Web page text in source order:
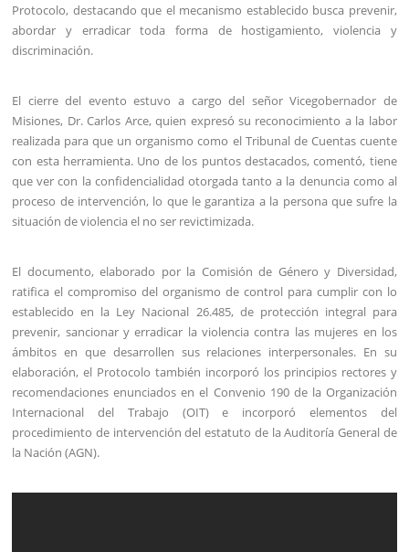
Protocolo, destacando que el mecanismo establecido busca prevenir,
abordar y erradicar toda forma de hostigamiento, violencia y
discriminación.
El cierre del evento estuvo a cargo del señor Vicegobernador de
Misiones, Dr. Carlos Arce, quien expresó su reconocimiento a la labor
realizada para que un organismo como el Tribunal de Cuentas cuente
con esta herramienta. Uno de los puntos destacados, comentó, tiene
que ver con la confidencialidad otorgada tanto a la denuncia como al
proceso de intervención, lo que le garantiza a la persona que sufre la
situación de violencia el no ser revictimizada.
El documento, elaborado por la Comisión de Género y Diversidad,
ratifica el compromiso del organismo de control para cumplir con lo
establecido en la Ley Nacional 26.485, de protección integral para
prevenir, sancionar y erradicar la violencia contra las mujeres en los
ámbitos en que desarrollen sus relaciones interpersonales. En su
elaboración, el Protocolo también incorporó los principios rectores y
recomendaciones enunciados en el Convenio 190 de la Organización
Internacional del Trabajo (OIT) e incorporó elementos del
procedimiento de intervención del estatuto de la Auditoría General de
la Nación (AGN).